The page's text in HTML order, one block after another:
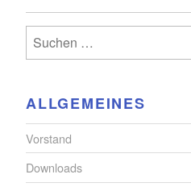
nach:
ALLGEMEINES
Vorstand
Downloads